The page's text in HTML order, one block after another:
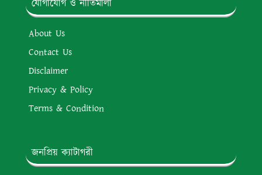
যোগাযোগ ও নীতিমালা
About Us
Contact Us
Disclaimer
Privacy & Policy
Terms & Condition
জনপ্রিয় ক্যাটাগরী